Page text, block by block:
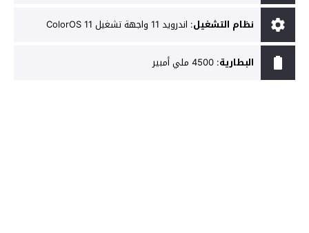
نظام التشغيل: اندرويد 11 واجهة تشغيل ColorOS 11
البطارية: 4500 ملي أمبير